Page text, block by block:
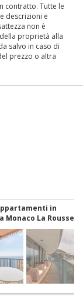
contratto. Tutte le
descrizioni e
non è
proprietà alla
salvo in caso di
prezzo o altra
in
Monaco La Rousse -